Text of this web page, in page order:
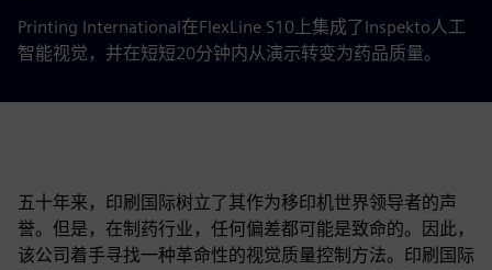
Printing International在FlexLine S10上集成了Inspekto人工
智能视觉，并在短短20分钟内从演示转变为药品质量。
五十年来，印刷国际树立了其作为移印机世界领导者的声
誉。但是，在制药行业，任何偏差都可能是致命的。因此，
该公司着手寻找一种革命性的视觉质量控制方法。印刷国际